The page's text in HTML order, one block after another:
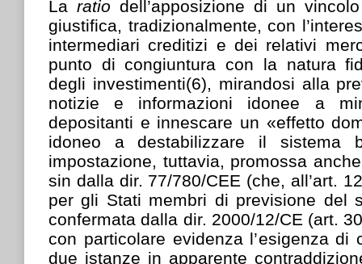
La ratio dell’apposizione di un
giustifica, tradizionalmente, con
intermediari creditizi e dei relativi
punto di congiuntura con la natura
degli investimenti(6), mirandosi alla
notizie e informazioni idonee a
depositanti e innescare un «effetto
idoneo a destabilizzare il sistema
impostazione, tuttavia, promossa
sin dalla dir. 77/780/CEE (che, all’art.
per gli Stati membri di previsione del
confermata dalla dir. 2000/12/CE (art.
con particolare evidenza l’esigenza di
due istanze in apparente